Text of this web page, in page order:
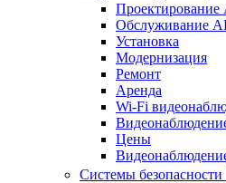
Обслуживание
Установка
Модернизация
Ремонт
Аренда
Wi-Fi
Цены
Системы безопасности